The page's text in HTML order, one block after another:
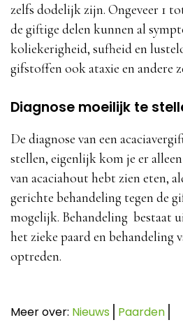
zelfs dodelijk zijn. Ongeveer 1
de giftige delen kunnen al
koliekerigheid, sufheid en
gifstoffen ook ataxie en andere
Diagnose moeilijk te
De diagnose van een
stellen, eigenlijk kom je er
van acaciahout hebt zien eten,
gerichte behandeling tegen de
mogelijk. Behandeling bestaat
het zieke paard en behandeling
optreden.
Meer over: Nieuws Paarden